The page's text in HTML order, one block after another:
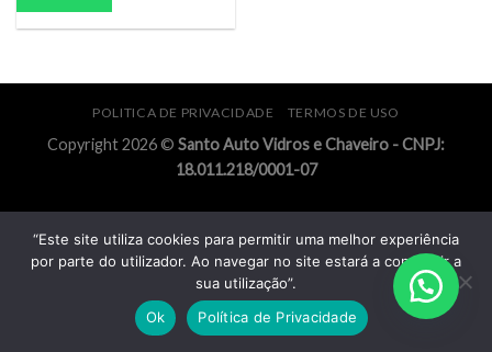
POLITICA DE PRIVACIDADE TERMOS DE USO
Copyright 2026 © Santo Auto Vidros e Chaveiro - CNPJ:
18.011.218/0001-07
“Este site utiliza cookies para permitir uma melhor experiência
por parte do utilizador. Ao navegar no site estará a consentir a
sua utilização”.
Ok
Política de Privacidade